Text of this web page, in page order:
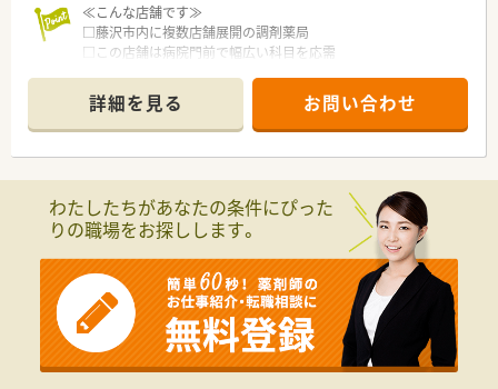
≪こんな店舗です≫
□藤沢市内に複数店舗展開の調剤薬局
□この店舗は病院門前で幅広い科目を応需
□人間関係良好で雰囲気の良い店舗です！
□助け合ってお仕事していますので、お休み等も相談しやすい環
境です
□18時までで残業なし、週2日のお仕事です
詳細を見る お問い合わせ
わたしたちがあなたの条件にぴった
りの職場をお探しします。